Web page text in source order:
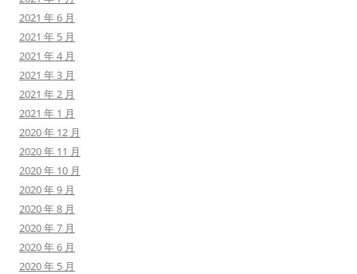
2021 年 6 月
2021 年 5 月
2021 年 4 月
2021 年 3 月
2021 年 2 月
2021 年 1 月
2020 年 12 月
2020 年 11 月
2020 年 10 月
2020 年 9 月
2020 年 8 月
2020 年 7 月
2020 年 6 月
2020 年 5 月